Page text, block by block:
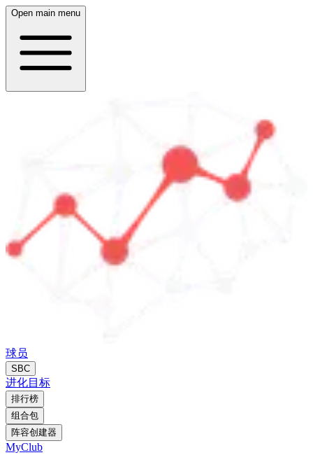
Open main menu
球员
SBC
进化目标
排行榜
组合包
阵容创建器
MyClub